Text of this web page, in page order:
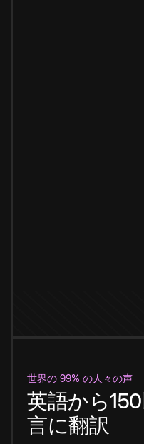
世界の 99% の人々の声
英語から
言に翻訳